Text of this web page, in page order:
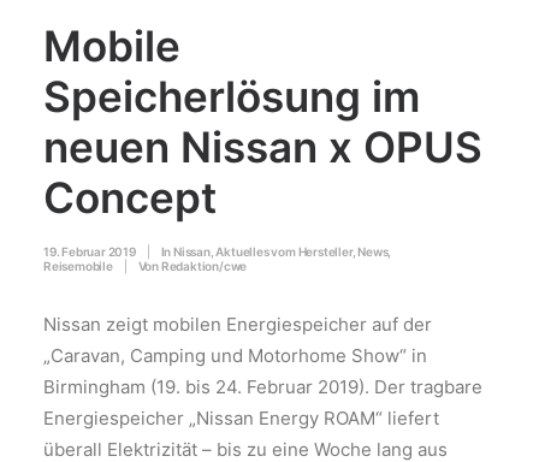
Mobile
Speicherlösung im
neuen Nissan x OPUS
Concept
19. Februar 2019 InNissan, Aktuelles vom Hersteller,News,
Reisemobile
VonRedaktion/cwe
Nissan zeigt mobilen Energiespeicher auf der
„Caravan, Camping und Motorhome Show“ in
Birmingham (19. bis 24. Februar 2019). Der tragbare
Energiespeicher „Nissan Energy ROAM“ liefert
überall Elektrizität – bis zu eine Woche lang aus